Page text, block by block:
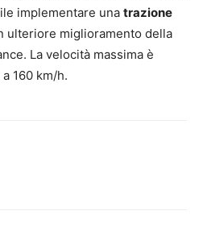
implementare una trazione
ulteriore miglioramento della
La velocità massima è
160 km/h.